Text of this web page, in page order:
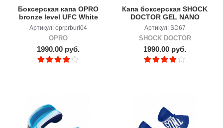
Боксерская капа OPRO
bronze level UFC White
Артикул: oprprburl04
OPRO
1990.00 руб.
Капа боксерская SHOCK
DOCTOR GEL NANO
DOUBLE
Артикул: SD67
SHOCK DOCTOR
1990.00 руб.